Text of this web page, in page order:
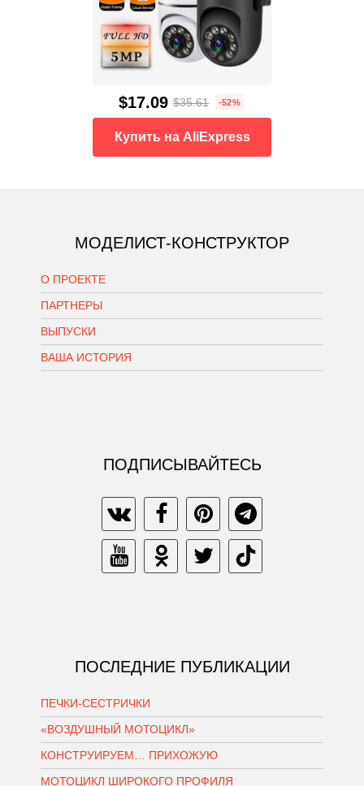
$17.09 $35.61 -52%
Купить на AliExpress
МОДЕЛИСТ-КОНСТРУКТОР
О ПРОЕКТЕ
ПАРТНЕРЫ
ВЫПУСКИ
ВАША ИСТОРИЯ
ПОДПИСЫВАЙТЕСЬ
ПОСЛЕДНИЕ ПУБЛИКАЦИИ
ПЕЧКИ-СЕСТРИЧКИ
«ВОЗДУШНЫЙ МОТОЦИКЛ»
КОНСТРУИРУЕМ… ПРИХОЖУЮ
МОТОЦИКЛ ШИРОКОГО ПРОФИЛЯ